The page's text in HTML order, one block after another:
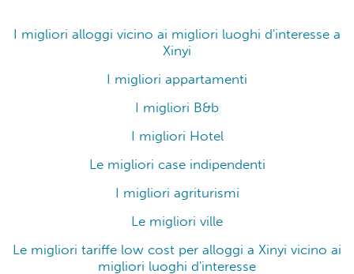
I migliori alloggi vicino ai migliori luoghi d'interesse a
Xinyi
I migliori appartamenti
I migliori B&b
I migliori Hotel
Le migliori case indipendenti
I migliori agriturismi
Le migliori ville
Le migliori tariffe low cost per alloggi a Xinyi vicino ai
migliori luoghi d'interesse